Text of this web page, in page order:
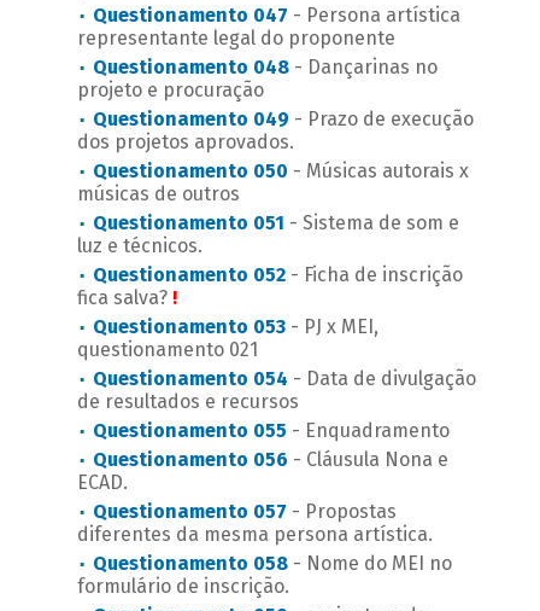
Questionamento 047 - Persona artística
representante legal do proponente
Questionamento 048 - Dançarinas no
projeto e procuração
Questionamento 049 - Prazo de execução
dos projetos aprovados.
Questionamento 050 - Músicas autorais x
músicas de outros
Questionamento 051 - Sistema de som e
luz e técnicos.
Questionamento 052 - Ficha de inscrição
fica salva? !
Questionamento 053 - PJ x MEI,
questionamento 021
Questionamento 054 - Data de divulgação
de resultados e recursos
Questionamento 055 - Enquadramento
Questionamento 056 - Cláusula Nona e
ECAD.
Questionamento 057 - Propostas
diferentes da mesma persona artística.
Questionamento 058 - Nome do MEI no
formulário de inscrição.